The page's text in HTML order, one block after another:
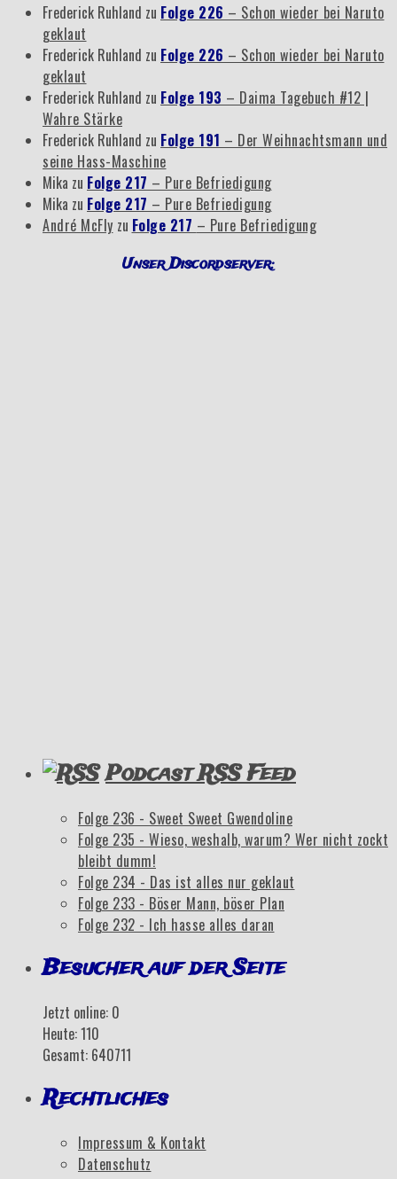
Frederick Ruhland zu Folge 226 – Schon wieder bei Naruto
geklaut
Frederick Ruhland zu Folge 226 – Schon wieder bei Naruto
geklaut
Frederick Ruhland zu Folge 193 – Daima Tagebuch #12 |
Wahre Stärke
Frederick Ruhland zu Folge 191 – Der Weihnachtsmann und
seine Hass-Maschine
Mika zu Folge 217 – Pure Befriedigung
Mika zu Folge 217 – Pure Befriedigung
André McFly zu Folge 217 – Pure Befriedigung
Unser Discordserver:
Podcast RSS Feed
Folge 236 - Sweet Sweet Gwendoline
Folge 235 - Wieso, weshalb, warum? Wer nicht zockt
bleibt dumm!
Folge 234 - Das ist alles nur geklaut
Folge 233 - Böser Mann, böser Plan
Folge 232 - Ich hasse alles daran
Besucher auf der Seite
Jetzt online: 0
Heute: 110
Gesamt: 640711
Rechtliches
Impressum & Kontakt
Datenschutz